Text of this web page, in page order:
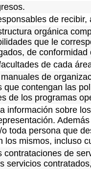
de
orgánica
que le
de
de cada
de
que contengan las
de los programas
información sobre
toda persona que
los mismos, incluso
contrataciones de
servicios